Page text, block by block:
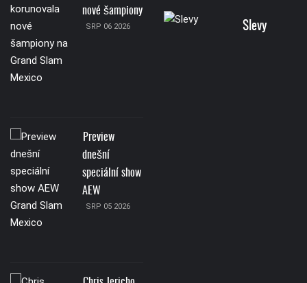
nové šampiony
SRP 06 2026
Preview
dnešní
speciální show
AEW
SRP 05 2026
Slevy